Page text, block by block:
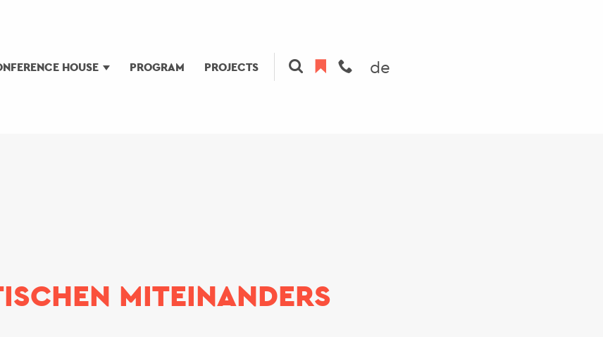
HOUSE PROGRAM PROJECTS de
MITEINANDERS